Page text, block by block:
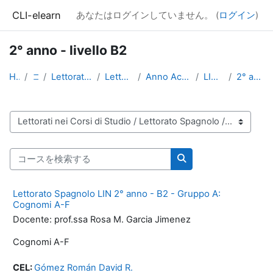
CLI-elearn あなたはログインしていません。 (ログイン)
2° anno - livello B2
Home コース Lettorati nei Corsi di Studio Lettorato Spagnolo Anno Accademico 2014-2015 LIN - Triennale 2° anno - livello B2
コースカテゴリ
コースを検索する
コースを検索する
Lettorato Spagnolo LIN 2° anno - B2 - Gruppo A:
Cognomi A-F
Docente: prof.ssa Rosa M. Garcia Jimenez
Cognomi A-F
CEL:Gómez Román David R.